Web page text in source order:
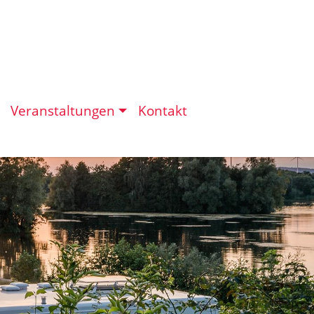
Veranstaltungen
Kontakt
in